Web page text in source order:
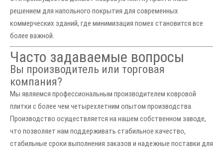
решением для напольного покрытия для современных
коммерческих зданий, где минимизация помех становится все
более важной.
Часто задаваемые вопросы
Вы производитель или торговая
компания?
Мы являемся профессиональным производителем ковровой
плитки с более чем четырехлетним опытом производства.
Производство осуществляется на нашем собственном заводе,
что позволяет нам поддерживать стабильное качество,
стабильные сроки выполнения заказов и надежные поставки для